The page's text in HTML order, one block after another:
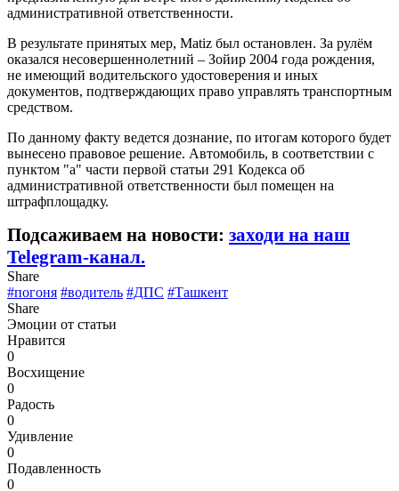
административной ответственности.
В результате принятых мер, Matiz был остановлен. За рулём
оказался несовершеннолетний – Зойир 2004 года рождения,
не имеющий водительского удостоверения и иных
документов, подтверждающих право управлять транспортным
средством.
По данному факту ведется дознание, по итогам которого будет
вынесено правовое решение. Автомобиль, в соответствии с
пунктом "а" части первой статьи 291 Кодекса об
административной ответственности был помещен на
штрафплощадку.
Подсаживаем на новости: заходи на наш
Telegram-канал.
Share
#погоня #водитель #ДПС #Ташкент
Share
Эмоции от статьи
Нравится
0
Восхищение
0
Радость
0
Удивление
0
Подавленность
0